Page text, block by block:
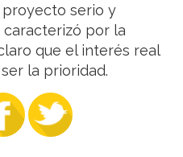
proyecto serio y
por la
que el interés real
la prioridad.